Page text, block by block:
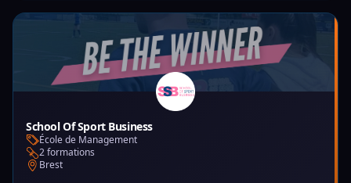
School Of Sport Business
École de Management
2 formations
Brest